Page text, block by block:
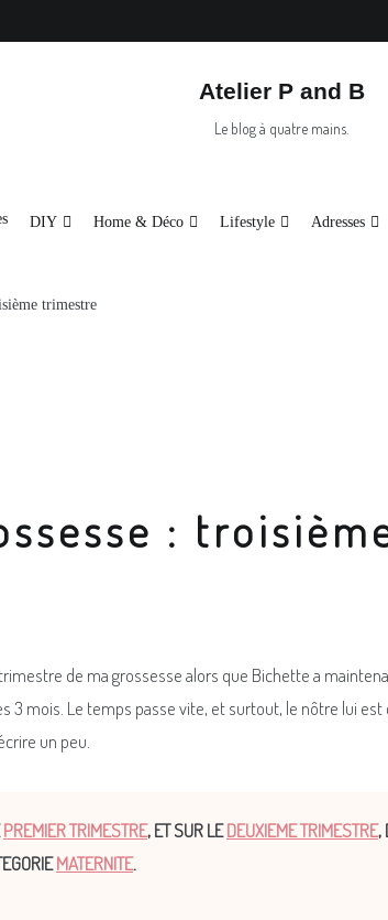
Atelier P and B
Le blog à quatre mains.
DIY Home & Déco Lifestyle Adresses
trimestre
:
de ma grossesse alors que Bichette a
3 mois. Le temps passe vite, et surtout, le nôtre lui est
un peu.
PREMIER TRIMESTRE, ET SUR LEDEUXIEME TRIMESTRE,
MATERNITE.